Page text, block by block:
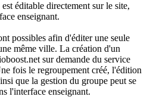
éditable directement sur le site,
enseignant.
possibles afin d'éditer une seule
même ville. La création d'un
sur demande du service
fois le regroupement créé, l'édition
que la gestion du groupe peut se
l'interface enseignant.